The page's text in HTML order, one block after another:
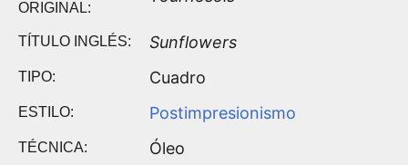
ORIGINAL:
TÍTULO INGLÉS: Sunflowers
TIPO: Cuadro
ESTILO: Postimpresionismo
TÉCNICA: Óleo